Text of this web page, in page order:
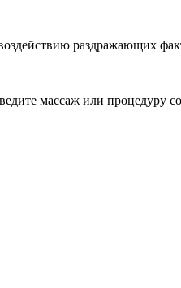
раздражающих
массаж или процедуру